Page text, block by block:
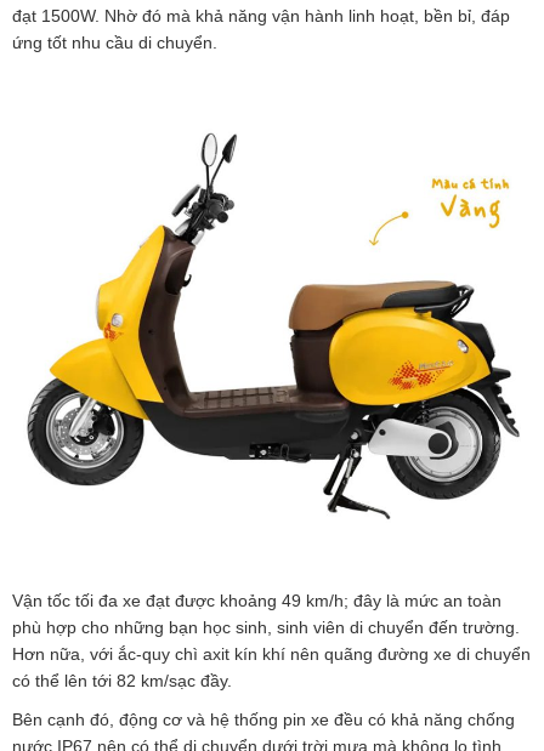
đạt 1500W. Nhờ đó mà khả năng vận hành linh hoạt, bền bỉ, đáp
ứng tốt nhu cầu di chuyển.
Vận tốc tối đa xe đạt được khoảng 49 km/h; đây là mức an toàn
phù hợp cho những bạn học sinh, sinh viên di chuyển đến trường.
Hơn nữa, với ắc-quy chì axit kín khí nên quãng đường xe di chuyển
có thể lên tới 82 km/sạc đầy.
Bên cạnh đó, động cơ và hệ thống pin xe đều có khả năng chống
nước IP67 nên có thể di chuyển dưới trời mưa mà không lo tình